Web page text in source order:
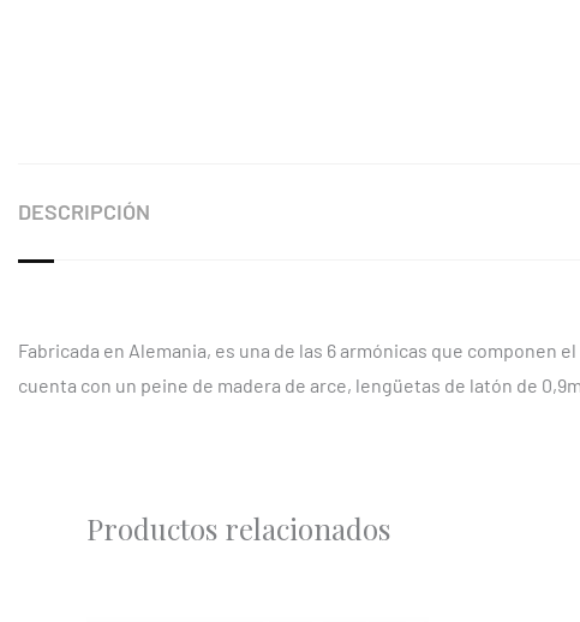
DESCRIPCIÓN
Fabricada en Alemania, es una de las 6 armónicas que componen
cuenta con un peine de madera de arce, lengüetas de latón de
Productos relacionados